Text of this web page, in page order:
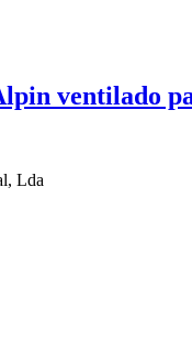
ventilado
Lda